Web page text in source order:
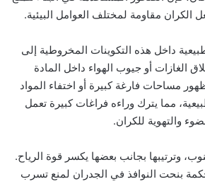
الكران مقاومة لمختلف العوامل البيئية.
داخل هذه التكوينات المخروطية إلى
الغازات أو جيوب الهواء داخل المادة
مساحات فارغة كبيرة أو اختفاء المواد
مما يترك وراءه فراغات كبيرة تعمل
والتهوية للكران.
وترتيبها بجانب بعضها يكسر قوة الرياح.
بنحت النوافذ في الجدران لمنع تسرب